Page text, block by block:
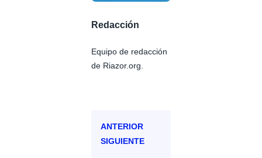
Redacción
Equipo de redacción
de Riazor.org.
ANTERIOR
SIGUIENTE